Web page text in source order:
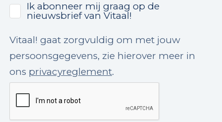
Ik abonneer mij graag op de
nieuwsbrief van Vitaal!
Vitaal! gaat zorgvuldig om met jouw
persoonsgegevens, zie hierover meer in
ons privacyreglement.